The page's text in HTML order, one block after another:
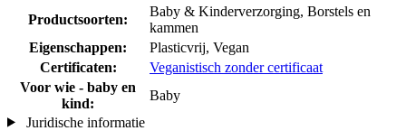
Productsoorten:
Baby & Kinderverzorging, Borstels en
kammen
Eigenschappen:
Plasticvrij, Vegan
Certificaten:
Veganistisch zonder certificaat
Voor wie - baby en
kind:
Baby
Juridische informatie